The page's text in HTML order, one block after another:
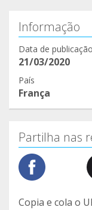
Informação
Data de publicação
21/03/2020
País
França
Partilha nas
Copia e cola o